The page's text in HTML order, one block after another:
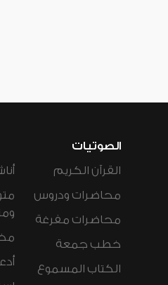
الصوتيات
القرآن الكريم
محاضرات ودروس
محاضرات مفرغة
خطب جمعة
الكتاب المسموع